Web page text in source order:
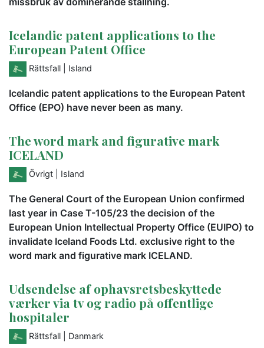
Icelandic patent applications to the
European Patent Office
Rättsfall | Island
Icelandic patent applications to the European Patent
Office (EPO) have never been as many.
The word mark and figurative mark
ICELAND
Övrigt | Island
The General Court of the European Union confirmed
last year in Case T-105/23 the decision of the
European Union Intellectual Property Office (EUIPO) to
invalidate Iceland Foods Ltd. exclusive right to the
word mark and figurative mark ICELAND.
Udsendelse af ophavsretsbeskyttede
værker via tv og radio på offentlige
hospitaler
Rättsfall | Danmark